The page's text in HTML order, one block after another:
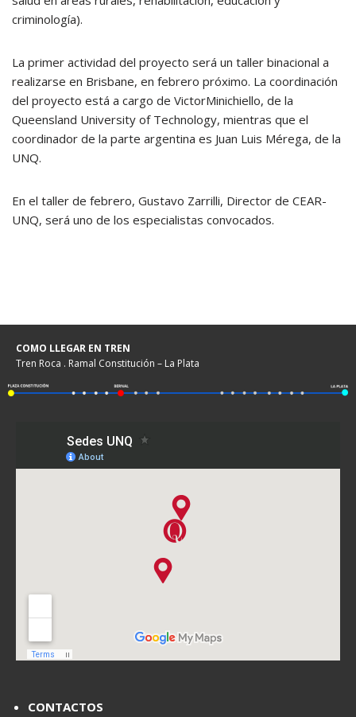
criminología).
La primer actividad del proyecto será un taller binacional a
realizarse en Brisbane, en febrero próximo. La coordinación
del proyecto está a cargo de VictorMinichiello, de la
Queensland University of Technology, mientras que el
coordinador de la parte argentina es Juan Luis Mérega, de la
UNQ.
En el taller de febrero, Gustavo Zarrilli, Director de CEAR-
UNQ, será uno de los especialistas convocados.
COMO LLEGAR EN TREN
Tren Roca . Ramal Constitución – La Plata
CONTACTOS